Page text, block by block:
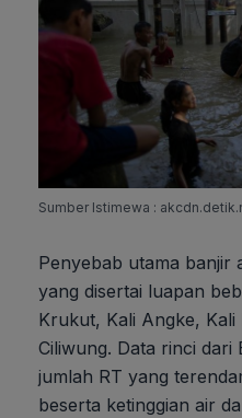
Sumber Istimewa :
Penyebab utama banjir
yang disertai luapan
Krukut, Kali Angke, Kali
Ciliwung. Data rinci dari
jumlah RT yang
beserta ketinggian air